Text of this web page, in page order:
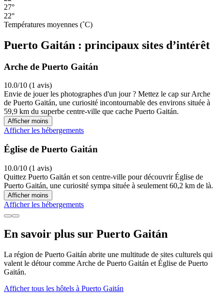
27°
22°
Températures moyennes (˚C)
Puerto Gaitán : principaux sites d’intérêt
Arche de Puerto Gaitán
10.0/10 (1 avis)
Envie de jouer les photographes d'un jour ? Mettez le cap sur Arche
de Puerto Gaitán, une curiosité incontournable des environs située à
59,9 km du superbe centre-ville que cache Puerto Gaitán.
Afficher moins
Afficher les hébergements
Église de Puerto Gaitán
10.0/10 (1 avis)
Quittez Puerto Gaitán et son centre-ville pour découvrir Église de
Puerto Gaitán, une curiosité sympa située à seulement 60,2 km de là.
Afficher moins
Afficher les hébergements
En savoir plus sur Puerto Gaitán
La région de Puerto Gaitán abrite une multitude de sites culturels qui
valent le détour comme Arche de Puerto Gaitán et Église de Puerto
Gaitán.
Afficher tous les hôtels à Puerto Gaitán